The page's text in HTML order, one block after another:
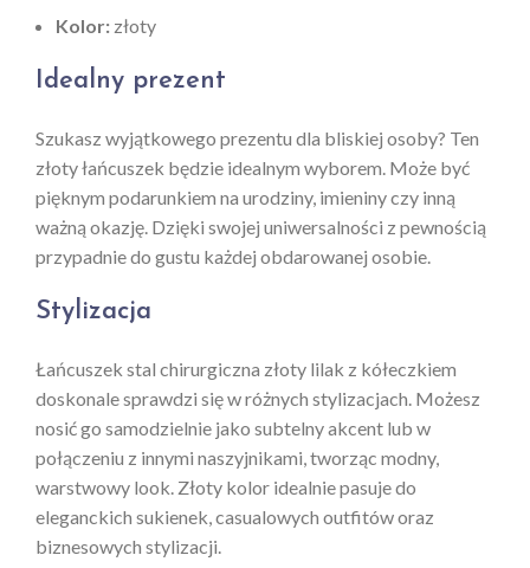
Kolor: złoty
Idealny prezent
Szukasz wyjątkowego prezentu dla bliskiej osoby? Ten
złoty łańcuszek będzie idealnym wyborem. Może być
pięknym podarunkiem na urodziny, imieniny czy inną
ważną okazję. Dzięki swojej uniwersalności z pewnością
przypadnie do gustu każdej obdarowanej osobie.
Stylizacja
Łańcuszek stal chirurgiczna złoty lilak z kółeczkiem
doskonale sprawdzi się w różnych stylizacjach. Możesz
nosić go samodzielnie jako subtelny akcent lub w
połączeniu z innymi naszyjnikami, tworząc modny,
warstwowy look. Złoty kolor idealnie pasuje do
eleganckich sukienek, casualowych outfitów oraz
biznesowych stylizacji.